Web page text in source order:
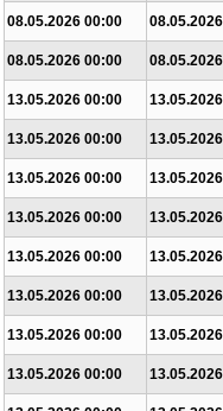
08.05.2026 00:00
08.05.2026 00:00
13.05.2026 00:00
13.05.2026 00:00
13.05.2026 00:00
13.05.2026 00:00
13.05.2026 00:00
13.05.2026 00:00
13.05.2026 00:00
13.05.2026 00:00